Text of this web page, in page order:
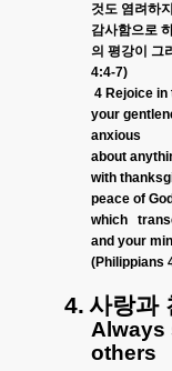
것도 염려하지
감사함으로
의 평강이 그
4:4-7)
4 Rejoice in
your
anxious
about
with
peace of
which
and your
(Philippians
4. 사랑과
Always
others